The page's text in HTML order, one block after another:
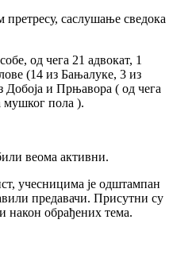
претресу, саслушање сведока
од чега 21 адвокат, 1
(14 из Бањалуке, 3 из
Добоја и Прњавора ( од чега
мушког пола ).
веома активни.
учесницима је одштампан
предавачи. Присутни су
након обрађених тема.